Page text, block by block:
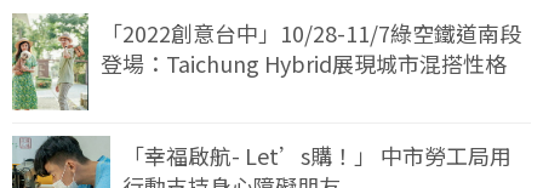
「2022創意台中」10/28-11/7綠空鐵道南段
登場：Taichung Hybrid展現城市混搭性格
「幸福啟航- Let’s購！」 中市勞工局用